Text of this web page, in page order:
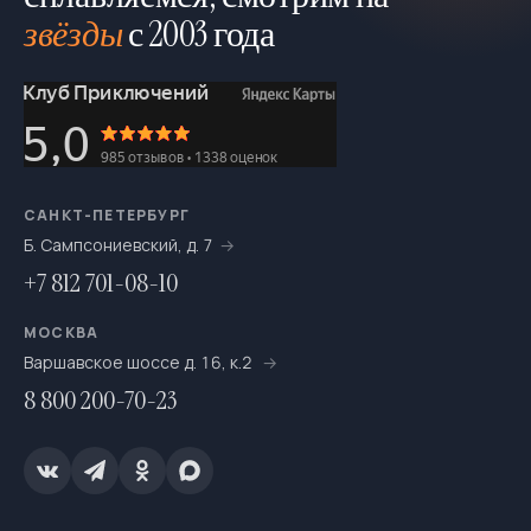
Мультитуры
На байдарках
На выходные
На катамаранах
На каяках по Санкт-Петербургу
На пакрафтах
На сапсёрфах
На снегоступах
звёздыс 2003 года
САНКТ-ПЕТЕРБУРГ
Б. Сампсониевский, д. 7
+7 812 701-08-10
МОСКВА
Варшавское шоссе д. 16, к.2
8 800 200-70-23